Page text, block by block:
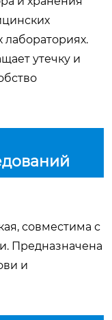
лабораториях.
утечку и
совместима с
Предназначена
и